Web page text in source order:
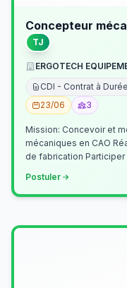
Concepteur
TJ
ERGOTECH
CDI - Contrat à
23/06
3
Mission: Concevoir et
mécaniques en CAO
de fabrication
Postuler